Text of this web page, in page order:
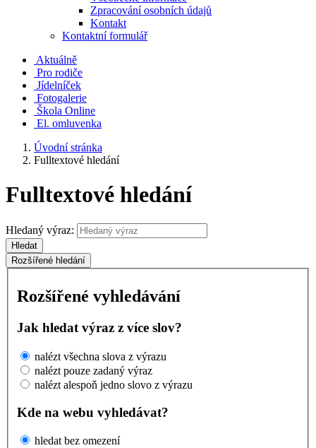
Zpracování osobních údajů
Kontakt
Kontaktní formulář
Aktuálně
Pro rodiče
Jídelníček
Fotogalerie
Škola Online
El. omluvenka
Úvodní stránka
Fulltextové hledání
Fulltextové hledání
Hledaný výraz:
Hledat
Rozšířené hledání
Rozšířené vyhledávání
Jak hledat výraz z více slov?
nalézt všechna slova z výrazu
nalézt pouze zadaný výraz
nalézt alespoň jedno slovo z výrazu
Kde na webu vyhledávat?
hledat bez omezení